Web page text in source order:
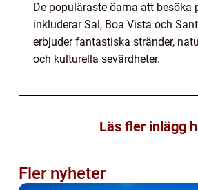
De populäraste öarna att besöka
inkluderar Sal, Boa Vista och
erbjuder fantastiska stränder,
och kulturella sevärdheter.
Läs fler inlägg
Fler nyheter